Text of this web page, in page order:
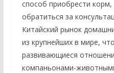
способ приобрести корм,
обратиться за
Китайский рынок
из крупнейших в мире,
развивающиеся
компаньонами-